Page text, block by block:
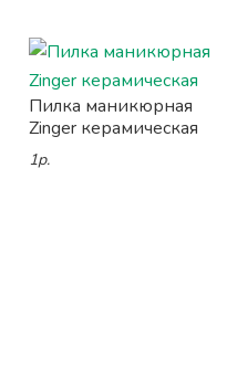
Пилка маникюрная
Zinger керамическая
1р.